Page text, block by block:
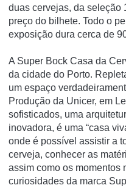
duas cervejas, da seleção
preço do bilhete. Todo o
exposição dura cerca de
A Super Bock Casa da
da cidade do Porto.
um espaço
Produção da Unicer, em
sofisticados, uma
inovadora, é uma “casa
onde é possível assistir a
cerveja, conhecer as
assim como os momentos
curiosidades da marca